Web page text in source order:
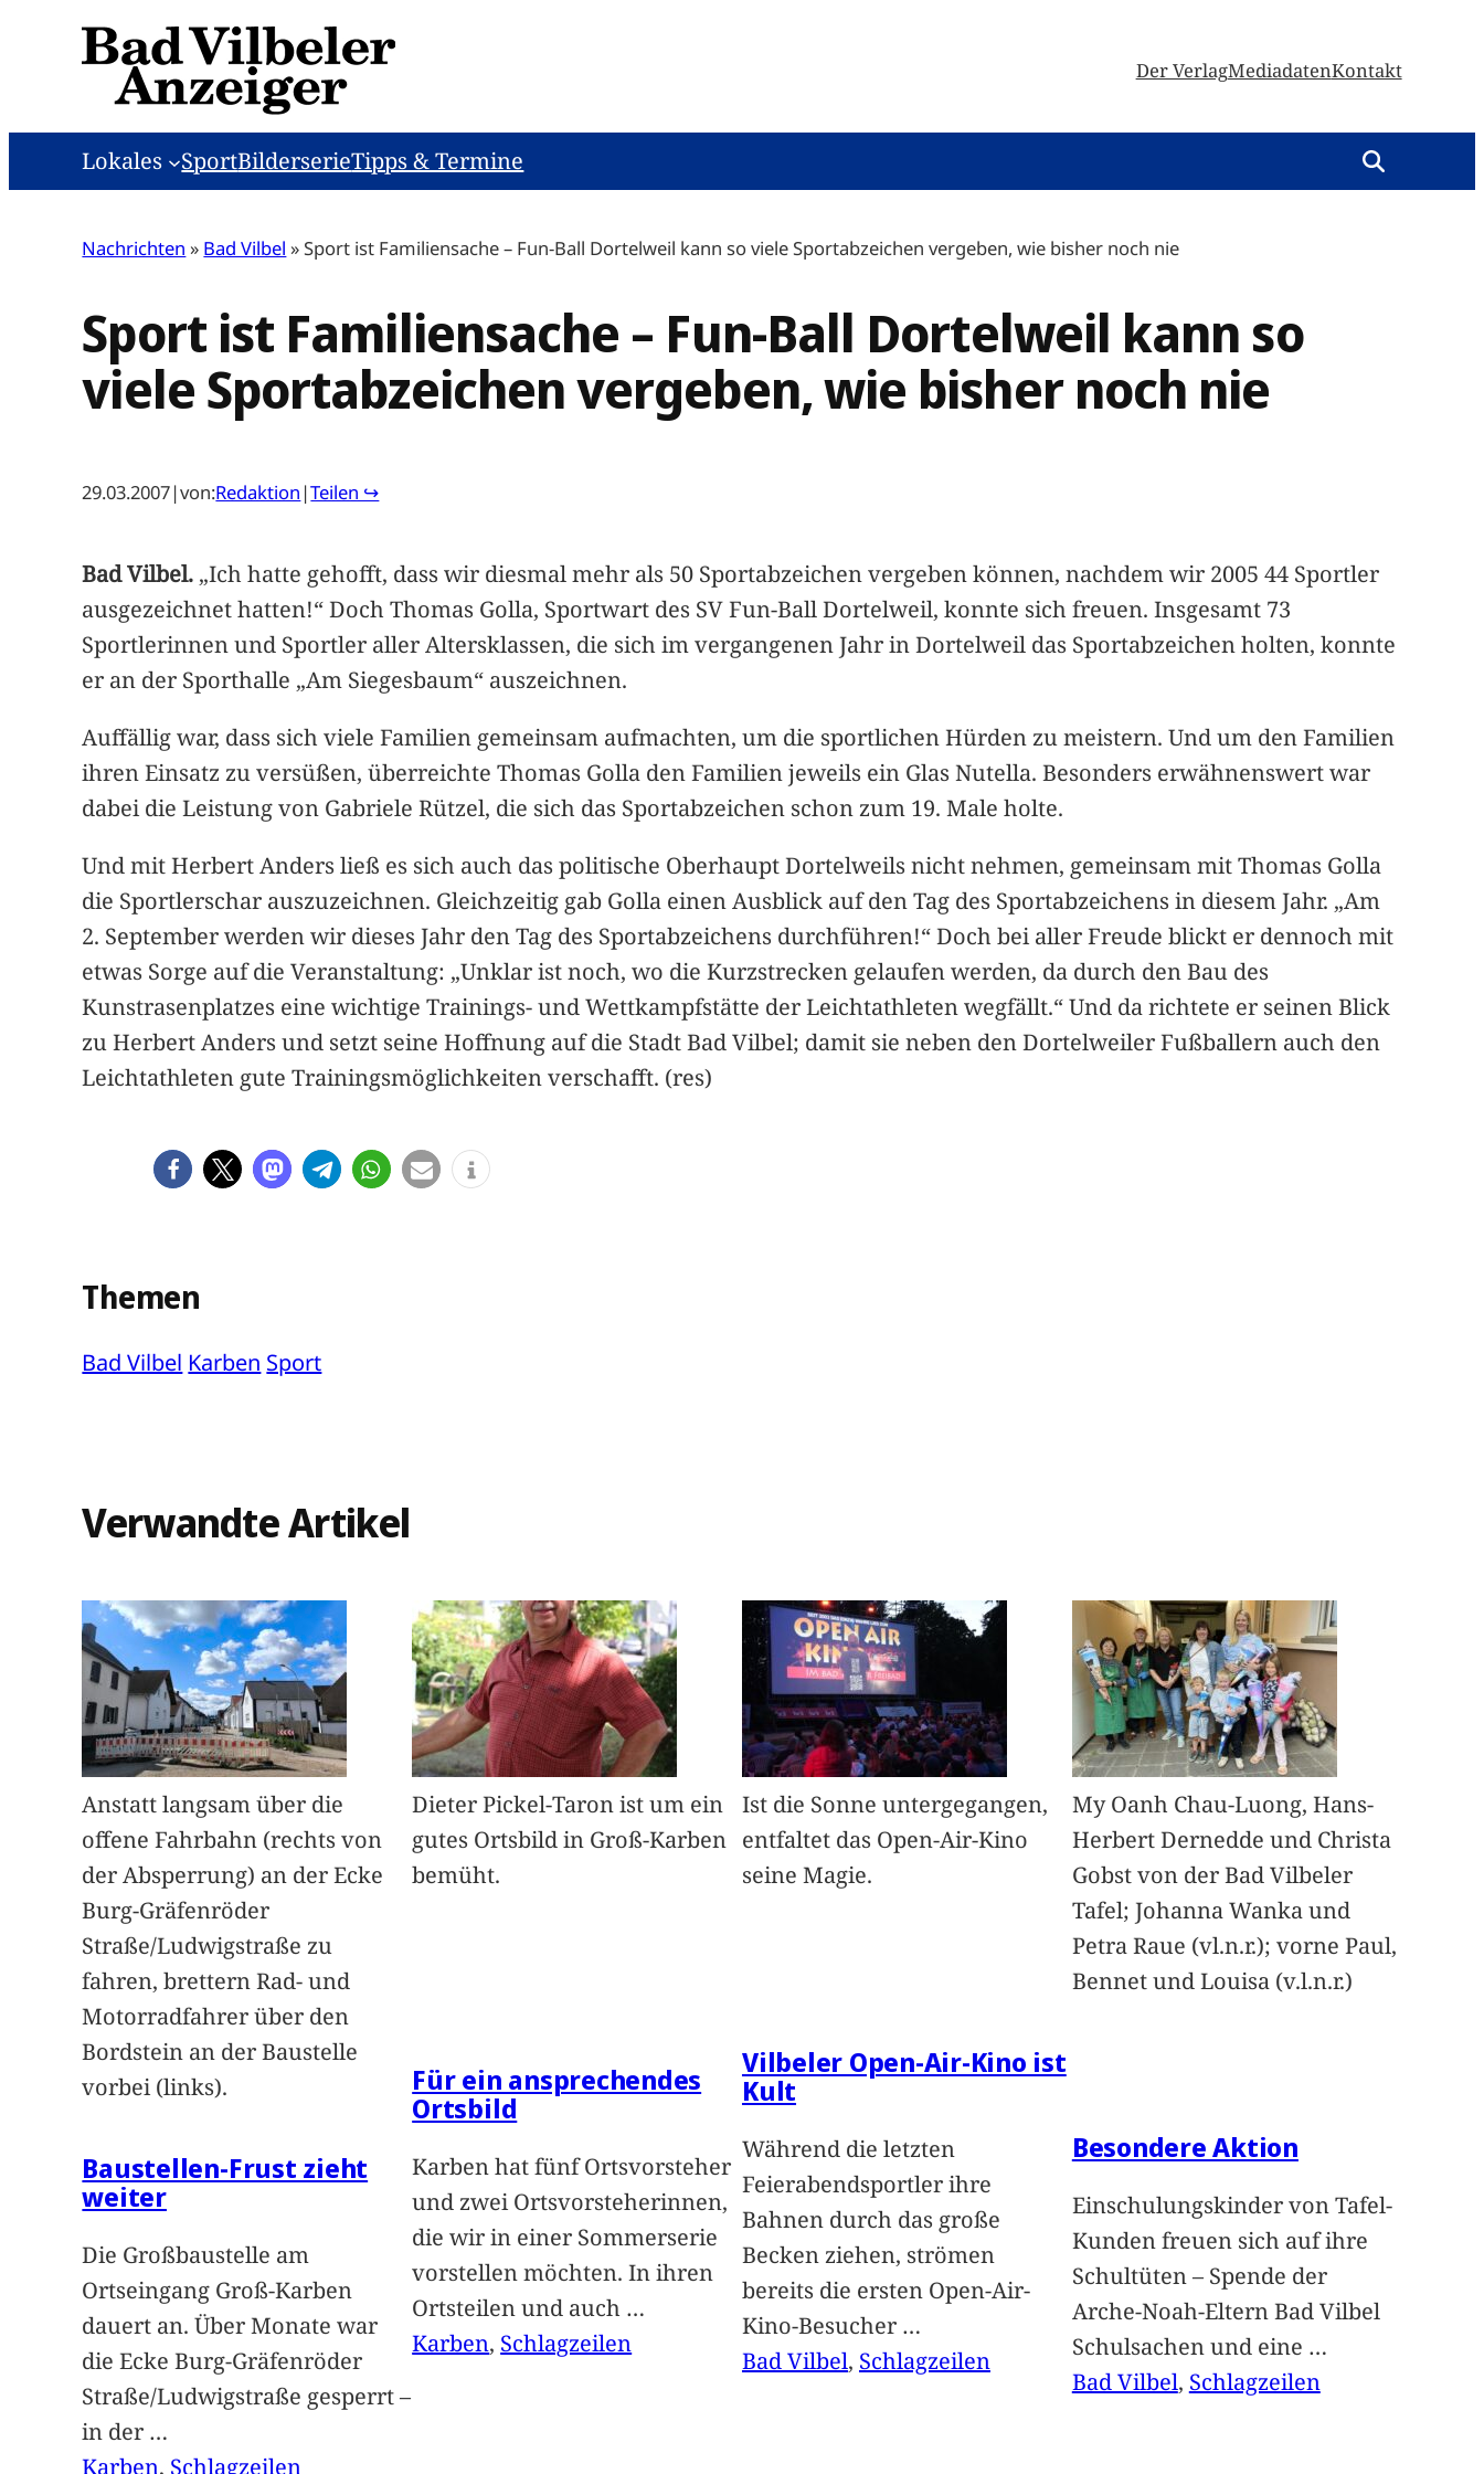
Der VerlagMediadatenKontakt
Lokales SportBilderserieTipps & Termine
Nachrichten » Bad Vilbel »Sport ist Familiensache – Fun-Ball Dortelweil kann so viele Sportabzeichen vergeben, wie bisher noch nie
Sport ist Familiensache – Fun-Ball Dortelweil kann so
viele Sportabzeichen vergeben, wie bisher noch nie
29.03.2007|von:Redaktion |Teilen ↪
Bad Vilbel. „Ich hatte gehofft, dass wir diesmal mehr als 50 Sportabzeichen vergeben können, nachdem wir 2005 44 Sportler
ausgezeichnet hatten!“ Doch Thomas Golla, Sportwart des SV Fun-Ball Dortelweil, konnte sich freuen. Insgesamt 73
Sportlerinnen und Sportler aller Altersklassen, die sich im vergangenen Jahr in Dortelweil das Sportabzeichen holten, konnte
er an der Sporthalle „Am Siegesbaum“ auszeichnen.
Auffällig war, dass sich viele Familien gemeinsam aufmachten, um die sportlichen Hürden zu meistern. Und um den Familien
ihren Einsatz zu versüßen, überreichte Thomas Golla den Familien jeweils ein Glas Nutella. Besonders erwähnenswert war
dabei die Leistung von Gabriele Rützel, die sich das Sportabzeichen schon zum 19. Male holte.
Und mit Herbert Anders ließ es sich auch das politische Oberhaupt Dortelweils nicht nehmen, gemeinsam mit Thomas Golla
die Sportlerschar auszuzeichnen. Gleichzeitig gab Golla einen Ausblick auf den Tag des Sportabzeichens in diesem Jahr. „Am
2. September werden wir dieses Jahr den Tag des Sportabzeichens durchführen!“ Doch bei aller Freude blickt er dennoch mit
etwas Sorge auf die Veranstaltung: „Unklar ist noch, wo die Kurzstrecken gelaufen werden, da durch den Bau des
Kunstrasenplatzes eine wichtige Trainings- und Wettkampfstätte der Leichtathleten wegfällt.“ Und da richtete er seinen Blick
zu Herbert Anders und setzt seine Hoffnung auf die Stadt Bad Vilbel; damit sie neben den Dortelweiler Fußballern auch den
Leichtathleten gute Trainingsmöglichkeiten verschafft. (res)
Themen
Bad Vilbel Karben Sport
Verwandte Artikel
Anstatt langsam über die
offene Fahrbahn (rechts von
der Absperrung) an der Ecke
Burg-Gräfenröder
Straße/Ludwigstraße zu
fahren, brettern Rad- und
Motorradfahrer über den
Bordstein an der Baustelle
vorbei (links).
Baustellen-Frust zieht
weiter
Die Großbaustelle am
Ortseingang Groß-Karben
dauert an. Über Monate war
die Ecke Burg-Gräfenröder
Straße/Ludwigstraße gesperrt –
in der …
Karben, Schlagzeilen
Dieter Pickel-Taron ist um ein
gutes Ortsbild in Groß-Karben
bemüht.
Für ein ansprechendes
Ortsbild
Karben hat fünf Ortsvorsteher
und zwei Ortsvorsteherinnen,
die wir in einer Sommerserie
vorstellen möchten. In ihren
Ortsteilen und auch …
Karben, Schlagzeilen
Ist die Sonne untergegangen,
entfaltet das Open-Air-Kino
seine Magie.
Vilbeler Open-Air-Kino ist
Kult
Während die letzten
Feierabendsportler ihre
Bahnen durch das große
Becken ziehen, strömen
bereits die ersten Open-Air-
Kino-Besucher …
Bad Vilbel, Schlagzeilen
My Oanh Chau-Luong, Hans-
Herbert Dernedde und Christa
Gobst von der Bad Vilbeler
Tafel; Johanna Wanka und
Petra Raue (vl.n.r.); vorne Paul,
Bennet und Louisa (v.l.n.r.)
Besondere Aktion
Einschulungskinder von Tafel-
Kunden freuen sich auf ihre
Schultüten – Spende der
Arche-Noah-Eltern Bad Vilbel
Schulsachen und eine …
Bad Vilbel, Schlagzeilen